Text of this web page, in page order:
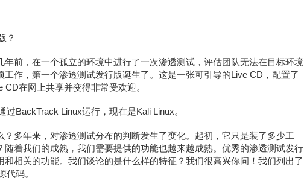
？
前，在一个孤立的环境中进行了一次渗透测试，评估团队无法在目标环境
作，第一个渗透测试发行版诞生了。这是一张可引导的Live CD，配置了
在网上共享并变得非常受欢迎。
BackTrack Linux运行，现在是Kali Linux。
多年来，对渗透测试分布的判断发生了变化。起初，它只是装了多少工
着我们的成熟，我们需要提供的功能也越来越成熟。优秀的渗透测试发行
相关的功能。我们谈论的是什么样的特征？我们很高兴你问！我们列出了
代码。